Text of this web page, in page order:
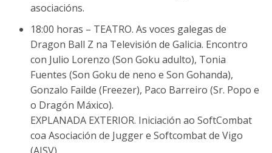
asociacións.
18:00 horas – TEATRO. As voces galegas de
Dragon Ball Z na Televisión de Galicia. Encontro
con Julio Lorenzo (Son Goku adulto), Tonia
Fuentes (Son Goku de neno e Son Gohanda),
Gonzalo Failde (Freezer), Paco Barreiro (Sr. Popo e
o Dragón Máxico).
EXPLANADA EXTERIOR. Iniciación ao SoftCombat
coa Asociación de Jugger e Softcombat de Vigo